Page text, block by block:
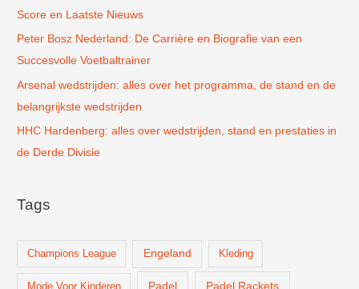
:Score en Laatste Nieuws
Peter Bosz Nederland: De Carrière en Biografie van een
Succesvolle Voetbaltrainer
Arsenal wedstrijden: alles over het programma, de stand en de
belangrijkste wedstrijden
HHC Hardenberg: alles over wedstrijden, stand en prestaties in
de Derde Divisie
Tags
Champions League Engeland Kleding
Mode Voor Kinderen Padel Padel Rackets